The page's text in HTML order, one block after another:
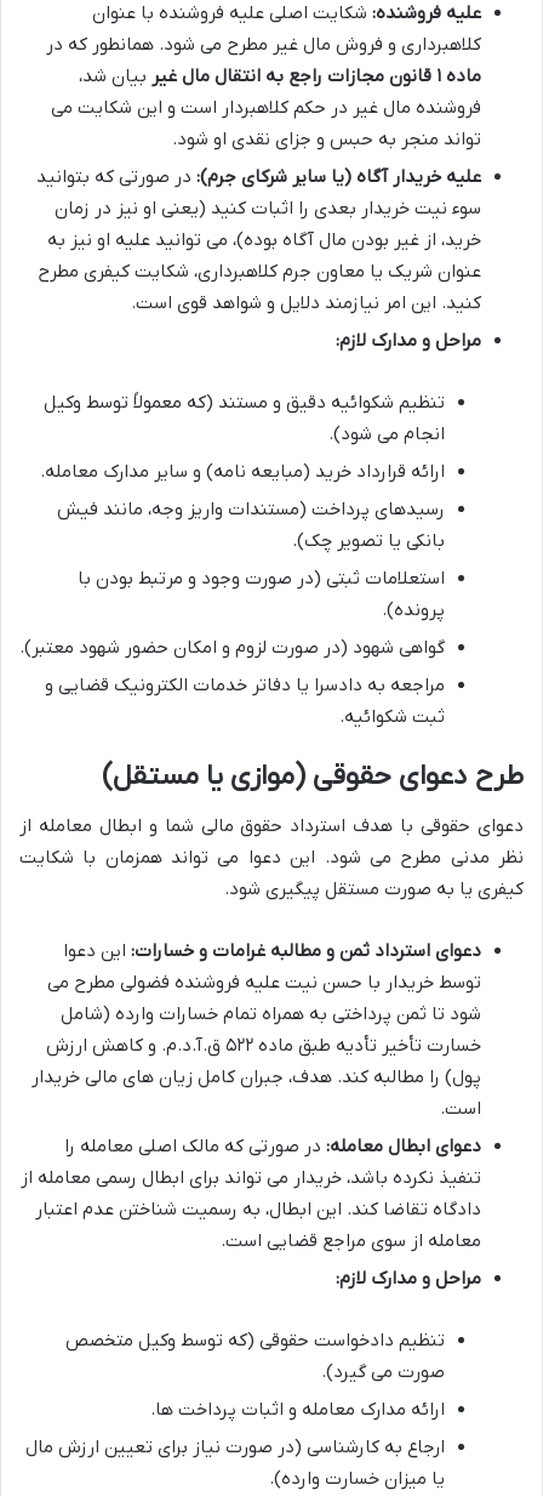
علیه فروشنده: شکایت اصلی علیه فروشنده با عنوان
کلاهبرداری و فروش مال غیر مطرح می شود. همانطور که در
ماده ۱ قانون مجازات راجع به انتقال مال غیر
بیان شد،
فروشنده مال غیر در حکم کلاهبردار است و این شکایت می
تواند منجر به حبس و جزای نقدی او شود.
علیه خریدار آگاه (یا سایر شرکای جرم): در صورتی که بتوانید
سوء نیت خریدار بعدی را اثبات کنید (یعنی او نیز در زمان
خرید، از غیر بودن مال آگاه بوده)، می توانید علیه او نیز به
عنوان شریک یا معاون جرم کلاهبرداری، شکایت کیفری مطرح
کنید. این امر نیازمند دلایل و شواهد قوی است.
مراحل و مدارک لازم:
تنظیم شکوائیه دقیق و مستند (که معمولاً توسط وکیل
انجام می شود).
ارائه قرارداد خرید (مبایعه نامه) و سایر مدارک معامله.
رسیدهای پرداخت (مستندات واریز وجه، مانند فیش
بانکی یا تصویر چک).
استعلامات ثبتی (در صورت وجود و مرتبط بودن با
پرونده).
گواهی شهود (در صورت لزوم و امکان حضور شهود معتبر).
مراجعه به دادسرا یا دفاتر خدمات الکترونیک قضایی و
ثبت شکوائیه.
طرح دعوای حقوقی (موازی یا مستقل)
دعوای حقوقی با هدف استرداد حقوق مالی شما و ابطال معامله از
نظر مدنی مطرح می شود. این دعوا می تواند همزمان با شکایت
کیفری یا به صورت مستقل پیگیری شود.
دعوای استرداد ثمن و مطالبه غرامات و خسارات: این دعوا
توسط خریدار با حسن نیت علیه فروشنده فضولی مطرح می
شود تا ثمن پرداختی به همراه تمام خسارات وارده (شامل
خسارت تأخیر تأدیه طبق ماده ۵۲۲ ق.آ.د.م. و کاهش ارزش
پول) را مطالبه کند. هدف، جبران کامل زیان های مالی خریدار
است.
دعوای ابطال معامله: در صورتی که مالک اصلی معامله را
تنفیذ نکرده باشد، خریدار می تواند برای ابطال رسمی معامله از
دادگاه تقاضا کند. این ابطال، به رسمیت شناختن عدم اعتبار
معامله از سوی مراجع قضایی است.
مراحل و مدارک لازم:
تنظیم دادخواست حقوقی (که توسط وکیل متخصص
صورت می گیرد).
ارائه مدارک معامله و اثبات پرداخت ها.
ارجاع به کارشناسی (در صورت نیاز برای تعیین ارزش مال
یا میزان خسارت وارده).